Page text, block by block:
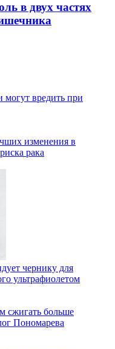
в двух частях
могут вредить при
изменения в
рака
чернику для
ультрафиолетом
сжигать больше
Пономарева